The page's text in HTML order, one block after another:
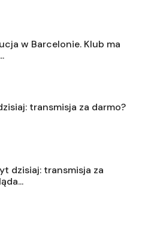
w Barcelonie. Klub ma
transmisja za darmo?
dzisiaj: transmisja za